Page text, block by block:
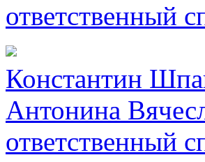
ответственный
Константин
Антонина
ответственный